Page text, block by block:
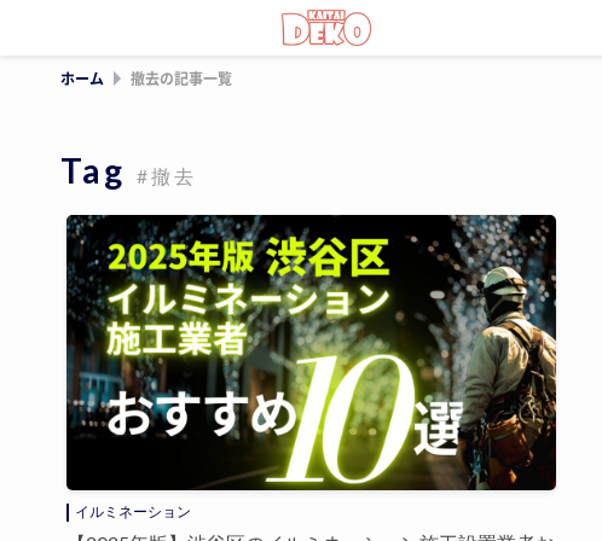
ホーム 撤去の記事一覧
Tag #撤去
イルミネーション